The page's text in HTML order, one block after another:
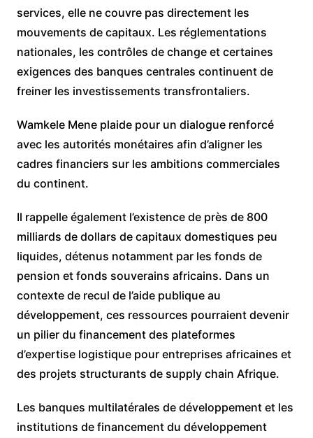
services, elle ne couvre pas directement les
mouvements de capitaux. Les réglementations
nationales, les contrôles de change et certaines
exigences des banques centrales continuent de
freiner les investissements transfrontaliers.
Wamkele Mene plaide pour un dialogue renforcé
avec les autorités monétaires afin d’aligner les
cadres financiers sur les ambitions commerciales
du continent.
Il rappelle également l’existence de près de 800
milliards de dollars de capitaux domestiques peu
liquides, détenus notamment par les fonds de
pension et fonds souverains africains. Dans un
contexte de recul de l’aide publique au
développement, ces ressources pourraient devenir
un pilier du financement des plateformes
d’expertise logistique pour entreprises africaines et
des projets structurants de supply chain Afrique.
Les banques multilatérales de développement et les
institutions de financement du développement